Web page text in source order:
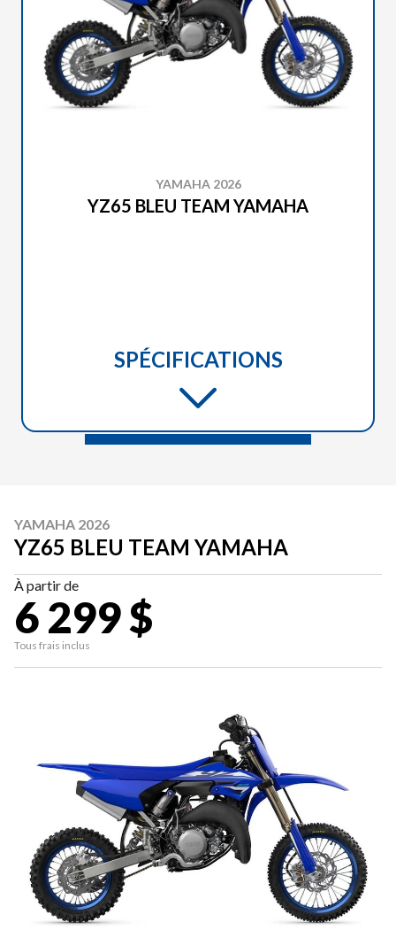
YAMAHA 2026
YZ65 BLEU TEAM YAMAHA
SPÉCIFICATIONS
YAMAHA 2026
YZ65 BLEU TEAM YAMAHA
À partir de
6 299 $
Tous frais inclus